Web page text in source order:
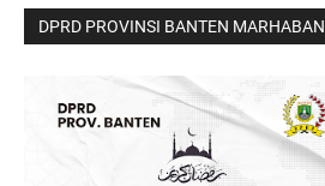
DPRD PROVINSI BANTEN